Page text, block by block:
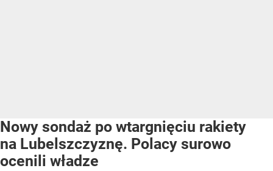
Nowy sondaż po wtargnięciu rakiety
na Lubelszczyznę. Polacy surowo
ocenili władze